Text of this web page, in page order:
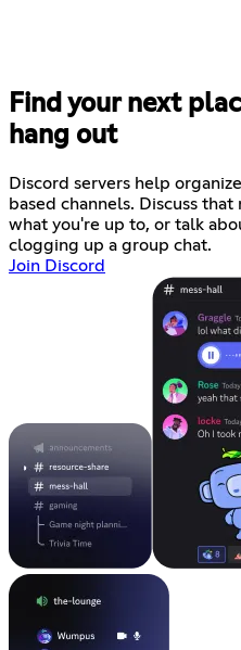
Find your next
hang out
Discord servers help
based channels. Discuss
what you're up to, or talk
clogging up a group chat.
Join Discord